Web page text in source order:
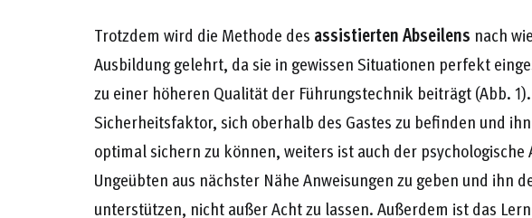
Trotzdem wird die Methode des assistierten Abseilens nach
Ausbildung gelehrt, da sie in gewissen Situationen perfekt
zu einer höheren Qualität der Führungstechnik beiträgt (Abb.
Sicherheitsfaktor, sich oberhalb des Gastes zu befinden und
optimal sichern zu können, weiters ist auch der
Ungeübten aus nächster Nähe Anweisungen zu geben und ihn
unterstützen, nicht außer Acht zu lassen. Außerdem ist das